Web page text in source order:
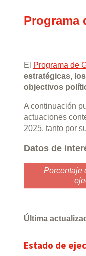
Programa
El Programa de
estratégicas,
objectivos
A continuación
actuaciones
2025, tanto por
Datos de
Porcentaje
Última
Estado de